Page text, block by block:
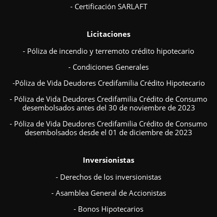
- Certificación SARLAFT
Licitaciones
- Póliza de incendio y terremoto crédito hipotecario
- Condiciones Generales
-Póliza de Vida Deudores Credifamilia Crédito Hipotecario
- Póliza de Vida Deudores Credifamilia Crédito de Consumo
desembolsados antes del 30 de noviembre de 2023
- Póliza de Vida Deudores Credifamilia Crédito de Consumo
desembolsados desde el 01 de diciembre de 2023
Inversionistas
- Derechos de los inversionistas
- Asamblea General de Accionistas
- Bonos Hipotecarios